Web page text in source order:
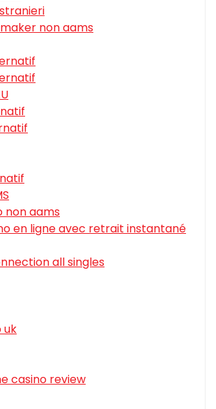
non aams
non aams
en ligne avec retrait instantané
all singles
uk
casino review